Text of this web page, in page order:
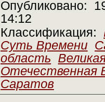
Опубликовано:
14:12
Классификация:
Суть Времени
область
Отечественная
Саратов